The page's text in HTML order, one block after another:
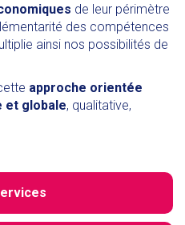
de leur périmètre
des compétences
ainsi nos possibilités de
approche orientée
et globale, qualitative,